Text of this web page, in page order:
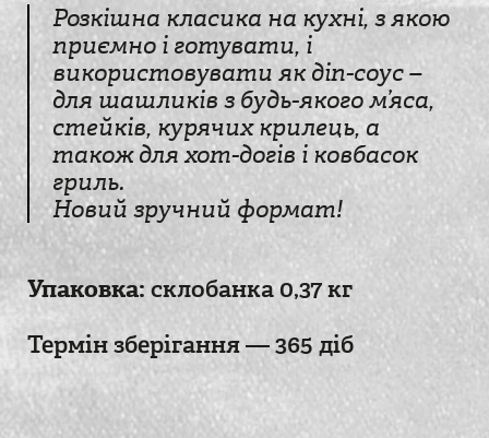
Розкішна класика на кухні, з якою
приємно і готувати, і
використовувати як діп-соус –
для шашликів з будь-якого м’яса,
стейків, курячих крилець, а
також для хот-догів і ковбасок
гриль.
Новий зручний формат!
Упаковка:склобанка 0,37 кг
Термін зберігання — 365 діб